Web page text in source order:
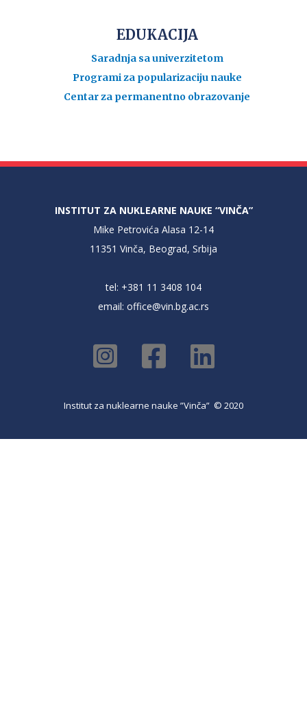
EDUKACIJA
Saradnja sa univerzitetom
Programi za popularizaciju nauke
Centar za permanentno obrazovanje
INSTITUT ZA NUKLEARNE NAUKE “VINČA”
Mike Petrovića Alasa 12-14
11351 Vinča, Beograd, Srbija
tel: +381 11 3408 104
email: office@vin.bg.ac.rs
Institut za nuklearne nauke ”Vinča” © 2020